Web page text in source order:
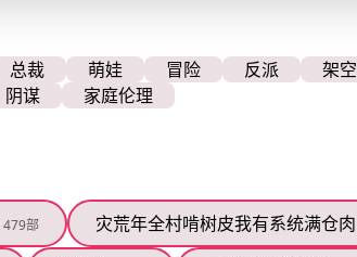
总裁 萌娃 冒险 反派 架空
阴谋 家庭伦理
479部 灾荒年全村啃树皮我有系统满仓肉